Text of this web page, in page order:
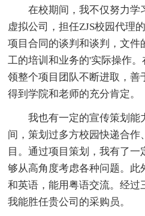
在校期间，我不仅努力学
虚拟公司，担任ZJS校园代理
项目合同的谈判和谈判，文件
工的培训和业务的'实际操作
领整个项目团队不断进取，善
得到学院和老师的充分肯定。
我也有一定的宣传策划能
间，策划过多方校园快递合作
目。通过项目策划，我有了
够从高角度考虑各种问题。此
和英语，能用粤语交流。经过
我能胜任贵公司的采购员。